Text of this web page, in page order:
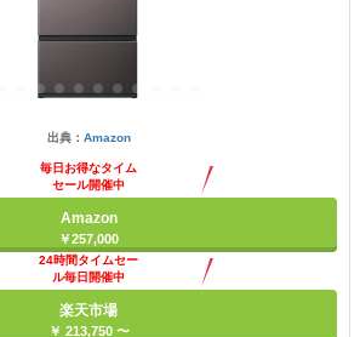
出典： Amazon
毎日お得なタイム
セール開催中
Amazon
￥257,000
24時間タイムセー
ル毎日開催中
楽天市場
￥ 213,750 〜